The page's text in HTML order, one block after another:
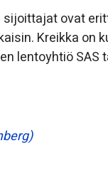
ovat
Kreikka on
lentoyhtiö